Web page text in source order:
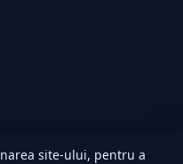
site-ului, pentru a